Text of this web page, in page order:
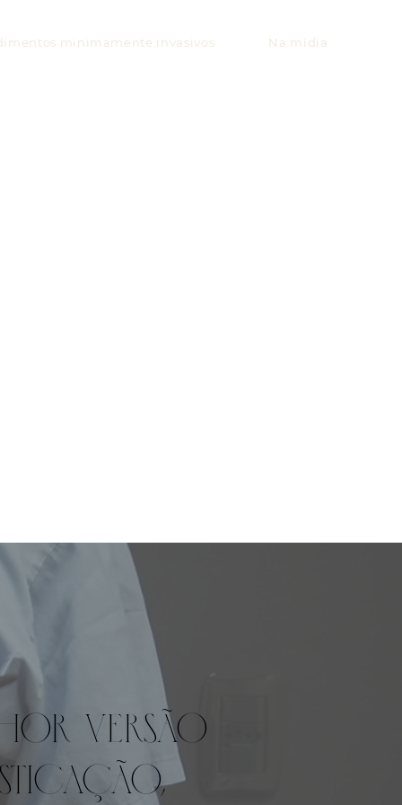
minimamente invasivos Na mídia
versão